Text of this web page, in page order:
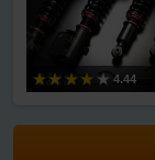
4.44